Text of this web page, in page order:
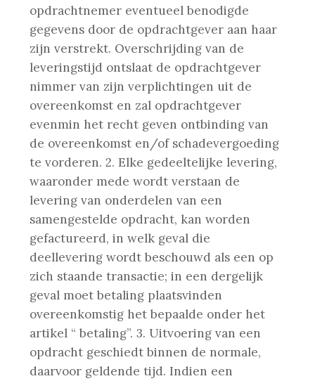
opdrachtnemer eventueel benodigde
gegevens door de opdrachtgever aan haar
zijn verstrekt. Overschrijding van de
leveringstijd ontslaat de opdrachtgever
nimmer van zijn verplichtingen uit de
overeenkomst en zal opdrachtgever
evenmin het recht geven ontbinding van
de overeenkomst en/of schadevergoeding
te vorderen. 2. Elke gedeeltelijke levering,
waaronder mede wordt verstaan de
levering van onderdelen van een
samengestelde opdracht, kan worden
gefactureerd, in welk geval die
deellevering wordt beschouwd als een op
zich staande transactie; in een dergelijk
geval moet betaling plaatsvinden
overeenkomstig het bepaalde onder het
artikel “ betaling”. 3. Uitvoering van een
opdracht geschiedt binnen de normale,
daarvoor geldende tijd. Indien een